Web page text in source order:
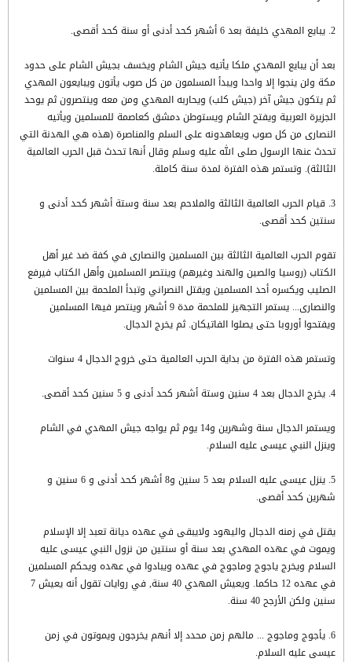
2. يبايع المهدي خليفة بعد 6 أشهر كحد أدنى أو سنة كحد أقصى.
بعد أن يبايع المهدي ملكا يأتيه جيش الشام ويخسف بجيش الشام على حدود
مكة ولن ينجوا إلا واحدا ويبدأ المسلمون من كل صوب يأتون ويبايعون المهدي
ثم يتكون جيش آخر (جيش كلب) ويحاربه المهدي ومن معه وينتصرون ثم يوحد
الجزيرة العربية ويفتح الشام ويستوطن دمشق كعاصمة للمسلمين ويأتيه
النصارى من كل صوب ويعاهدونه على السلم والمناصرة (هذه هي الهدنة التي
تحدث عنها الرسول صلى الله عليه وسلم وقال أنها تحدث قبل الحرب العالمية
الثالثة). وتستمر هذه الفترة لمدة سنة كاملة.
3. قيام الحرب العالمية الثالثة والملاحم بعد سنة وستة أشهر كحد أدنى و
سنتين كحد أقصى.
تقوم الحرب العالمية الثالثة بين المسلمين والنصارى في كفة ضد غير أهل
الكتاب (روسيا والصين والهند وغيرهم) وينتصر المسلمين وأهل الكتاب فيرفع
الصليب ويكسره أحد المسلمين ويقتل النصراني وتبدأ الملحمة بين المسلمين
والنصارى... يستمر التجهيز للملحمة مدة 9 أشهر وينتصر فيها المسلمين
ويفتحوا أوروبا حتى يصلوا الفاتيكان. ثم يخرج الدجال.
وتستمر هذه الفترة من بداية الحرب العالمية حتى خروج الدجال 4 سنوات
4. يخرج الدجال بعد 4 سنين وستة أشهر كحد أدنى و 5 سنين كحد أقصى.
ويستمر الدجال سنة وشهرين و14 يوم ثم يواجه جيش المهدي في الشام
وينزل النبي عيسى عليه السلام.
5. ينزل عيسى عليه السلام بعد 5 سنين و8 أشهر كحد أدنى و 6 سنين و
شهرين كحد أقصى.
يقتل في زمنه الدجال واليهود ولايبقى في عهده ديانة تعبد إلا الإسلام
ويموت في عهده المهدي بعد سنة أو سنتين من نزول النبي عيسى عليه
السلام ويخرج ياجوج وماجوج في عهده ويبادوا في عهده ويحكم المسلمين
في عهده 12 حاكما. ويعيش المهدي 40 سنة, في روايات تقول أنه يعيش 7
سنين ولكن الأرجح 40 سنة.
6. يأجوج وماجوج ... مالهم زمن محدد إلا أنهم يخرجون ويموتون في زمن
عيسى عليه السلام.